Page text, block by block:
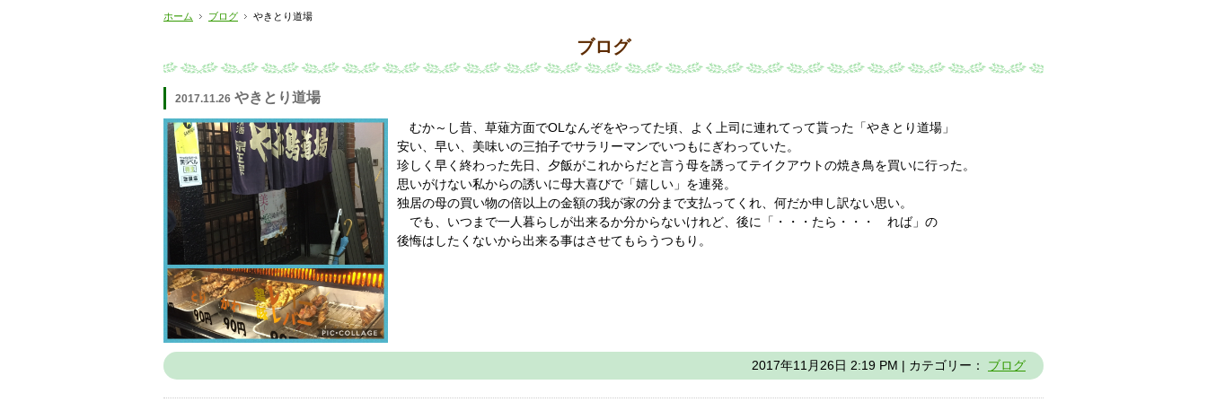
ホーム ブログ やきとり道場
ブログ
2017.11.26 やきとり道場
むか～し昔、草薙方面でOLなんぞをやってた頃、よく上司に連れてって貰った「やきとり道場」
安い、早い、美味いの三拍子でサラリーマンでいつもにぎわっていた。
珍しく早く終わった先日、夕飯がこれからだと言う母を誘ってテイクアウトの焼き鳥を買いに行った。
思いがけない私からの誘いに母大喜びで「嬉しい」を連発。
独居の母の買い物の倍以上の金額の我が家の分まで支払ってくれ、何だか申し訳ない思い。
でも、いつまで一人暮らしが出来るか分からないけれど、後に「・・・たら・・・ れば」の
後悔はしたくないから出来る事はさせてもらうつもり。
2017年11月26日 2:19 PM | カテゴリー： ブログ